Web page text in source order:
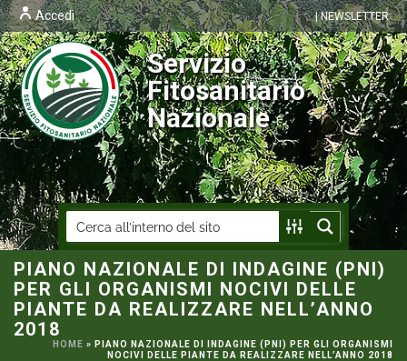
| NEWSLETTER
Accedi
Servizio
Fitosanitario
Nazionale
PIANO NAZIONALE DI INDAGINE (PNI)
PER GLI ORGANISMI NOCIVI DELLE
PIANTE DA REALIZZARE NELL’ANNO
2018
HOME » PIANO NAZIONALE DI INDAGINE (PNI) PER GLI ORGANISMI
NOCIVI DELLE PIANTE DA REALIZZARE NELL’ANNO 2018